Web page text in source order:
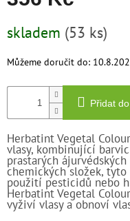
cena:
skladem (53 ks)
Můžeme doručit do:
Přidat
Herbatint Vegetal Colour
vlasy, kombinující
prastarých
chemických složek,
použití pesticidů nebo
Herbatint Vegetal Colour
vyživí vlasy a obnoví